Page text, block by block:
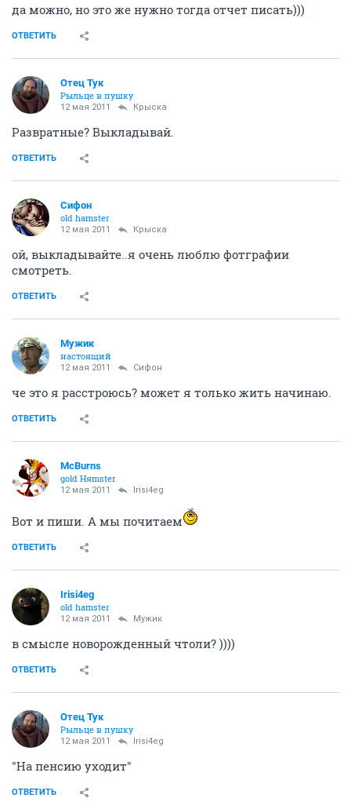
да можно, но это же нужно тогда отчет писать)))
ОТВЕТИТЬ
Отец Тук
Рыльце в пушку
12 мая 2011 Крыска
Развратные? Выкладывай.
ОТВЕТИТЬ
Сифон
old hamster
12 мая 2011 Крыска
ой, выкладывайте..я очень люблю фотграфии
смотреть.
ОТВЕТИТЬ
Мужик
настоящий
12 мая 2011 Сифон
че это я расстроюсь? может я только жить начинаю.
ОТВЕТИТЬ
McBurns
gold Няmster
12 мая 2011 Irisi4eg
Вот и пиши. А мы почитаем
ОТВЕТИТЬ
Irisi4eg
old hamster
12 мая 2011 Мужик
в смысле новорожденный чтоли? ))))
ОТВЕТИТЬ
Отец Тук
Рыльце в пушку
12 мая 2011 Irisi4eg
"На пенсию уходит"
ОТВЕТИТЬ